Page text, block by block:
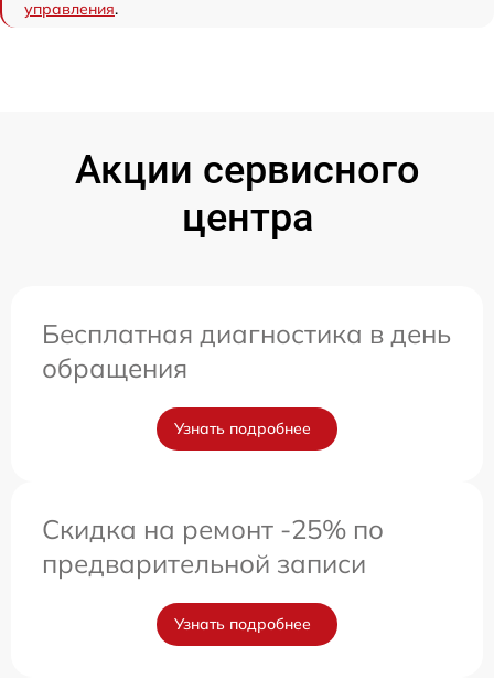
управления.
Акции сервисного
центра
Бесплатная диагностика в день
обращения
Узнать подробнее
Скидка на ремонт -25% по
предварительной записи
Узнать подробнее